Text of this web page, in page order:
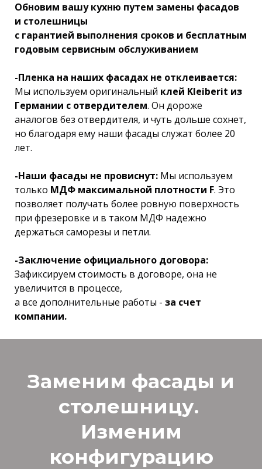
Обновим вашу кухню путем замены фасадов
и столешницы
с гарантией выполнения сроков и бесплатным
годовым сервисным обслуживанием
-Пленка на наших фасадах не отклеивается:
Мы используем оригинальный клей Kleiberit из
Германии с отвердителем. Он дороже
аналогов без отвердителя, и чуть дольше сохнет,
но благодаря ему наши фасады служат более 20
лет.
-Наши фасады не провиснут: Мы используем
только МДФ максимальной плотности F. Это
позволяет получать более ровную поверхность
при фрезеровке и в таком МДФ надежно
держаться саморезы и петли.
-Заключение официального договора:
Зафиксируем стоимость в договоре, она не
увеличится в процессе,
а все дополнительные работы - за счет
компании.
Заменим фасады и
столешницу.
Изменим
конфигурацию